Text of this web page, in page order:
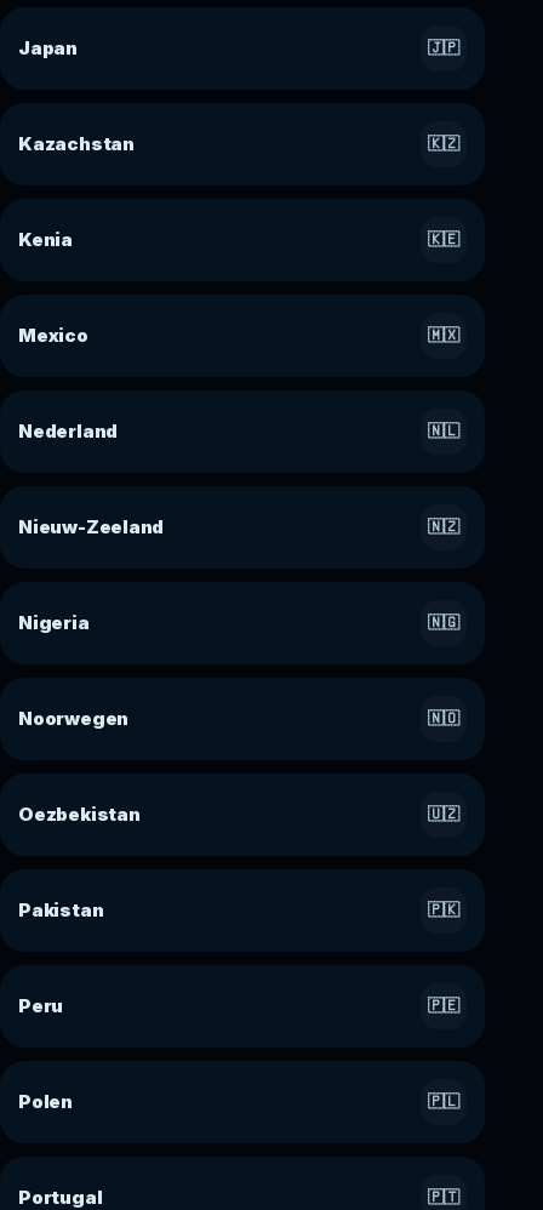
Japan 🇯🇵
Kazachstan 🇰🇿
Kenia 🇰🇪
Mexico 🇲🇽
Nederland 🇳🇱
Nieuw-Zeeland 🇳🇿
Nigeria 🇳🇬
Noorwegen 🇳🇴
Oezbekistan 🇺🇿
Pakistan 🇵🇰
Peru 🇵🇪
Polen 🇵🇱
Portugal 🇵🇹